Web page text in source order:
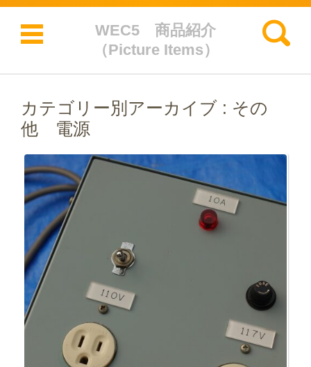
WEC5 商品紹介
（Picture Items）
検索:
コンテンツに移動
カテゴリー別アーカイブ : その
他 電源